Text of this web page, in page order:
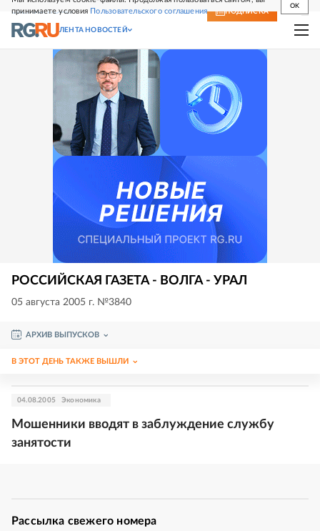
принимаете условия Пользовательского соглашения
OK
СВЕЖИЙ НОМЕР ПОДПИСКА
ЛЕНТА НОВОСТЕЙ
РОССИЙСКАЯ ГАЗЕТА - ВОЛГА - УРАЛ
05 августа 2005 г. №3840
АРХИВ ВЫПУСКОВ
В ЭТОТ ДЕНЬ ТАКЖЕ ВЫШЛИ
04.08.2005 Экономика
Мошенники вводят в заблуждение службу
занятости
Рассылка свежего номера